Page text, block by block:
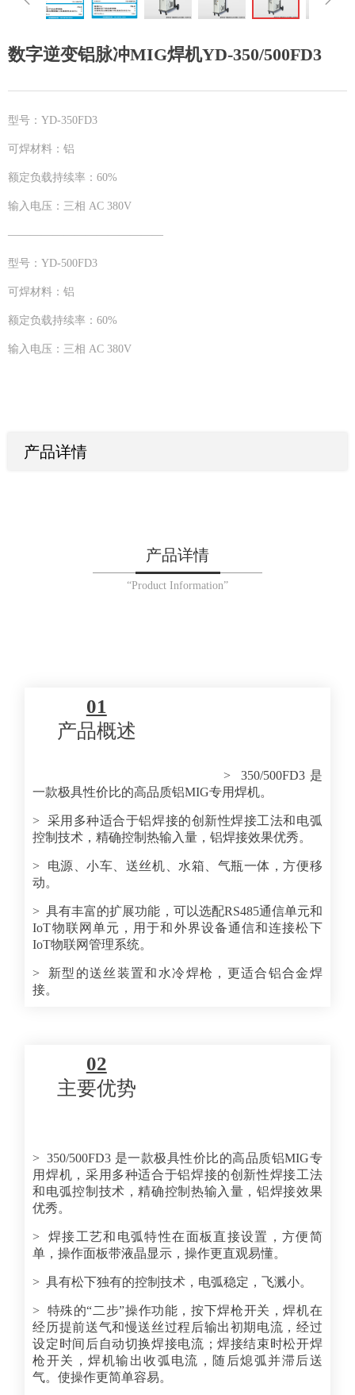
数字逆变铝脉冲MIG焊机YD-350/500FD3
型号：YD-350FD3
可焊材料：铝
额定负载持续率：60%
输入电压：三相 AC 380V
——————————————
型号：YD-500FD3
可焊材料：铝
额定负载持续率：60%
输入电压：三相 AC 380V
产品详情
“Product Information”
01
产品概述
> 350/500FD3 是
一款极具性价比的高品质铝MIG专用焊机。
> 采用多种适合于铝焊接的创新性焊接工法和电弧
控制技术，精确控制热输入量，铝焊接效果优秀。
> 电源、小车、送丝机、水箱、气瓶一体，方便移
动。
> 具有丰富的扩展功能，可以选配RS485通信单元和
IoT物联网单元，用于和外界设备通信和连接松下
IoT物联网管理系统。
> 新型的送丝装置和水冷焊枪，更适合铝合金焊
接。
02
主要优势
> 350/500FD3 是一款极具性价比的高品质铝MIG专
用焊机，采用多种适合于铝焊接的创新性焊接工法
和电弧控制技术，精确控制热输入量，铝焊接效果
优秀。
> 焊接工艺和电弧特性在面板直接设置，方便简
单，操作面板带液晶显示，操作更直观易懂。
> 具有松下独有的控制技术，电弧稳定，飞溅小。
> 特殊的“二步”操作功能，按下焊枪开关，焊机在
经历提前送气和慢送丝过程后输出初期电流，经过
设定时间后自动切换焊接电流；焊接结束时松开焊
枪开关，焊机输出收弧电流，随后熄弧并滞后送
气。使操作更简单容易。
产品详情